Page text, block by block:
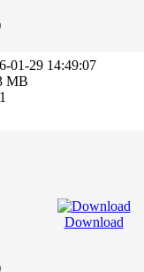
01-29 14:49:07
MB
Download